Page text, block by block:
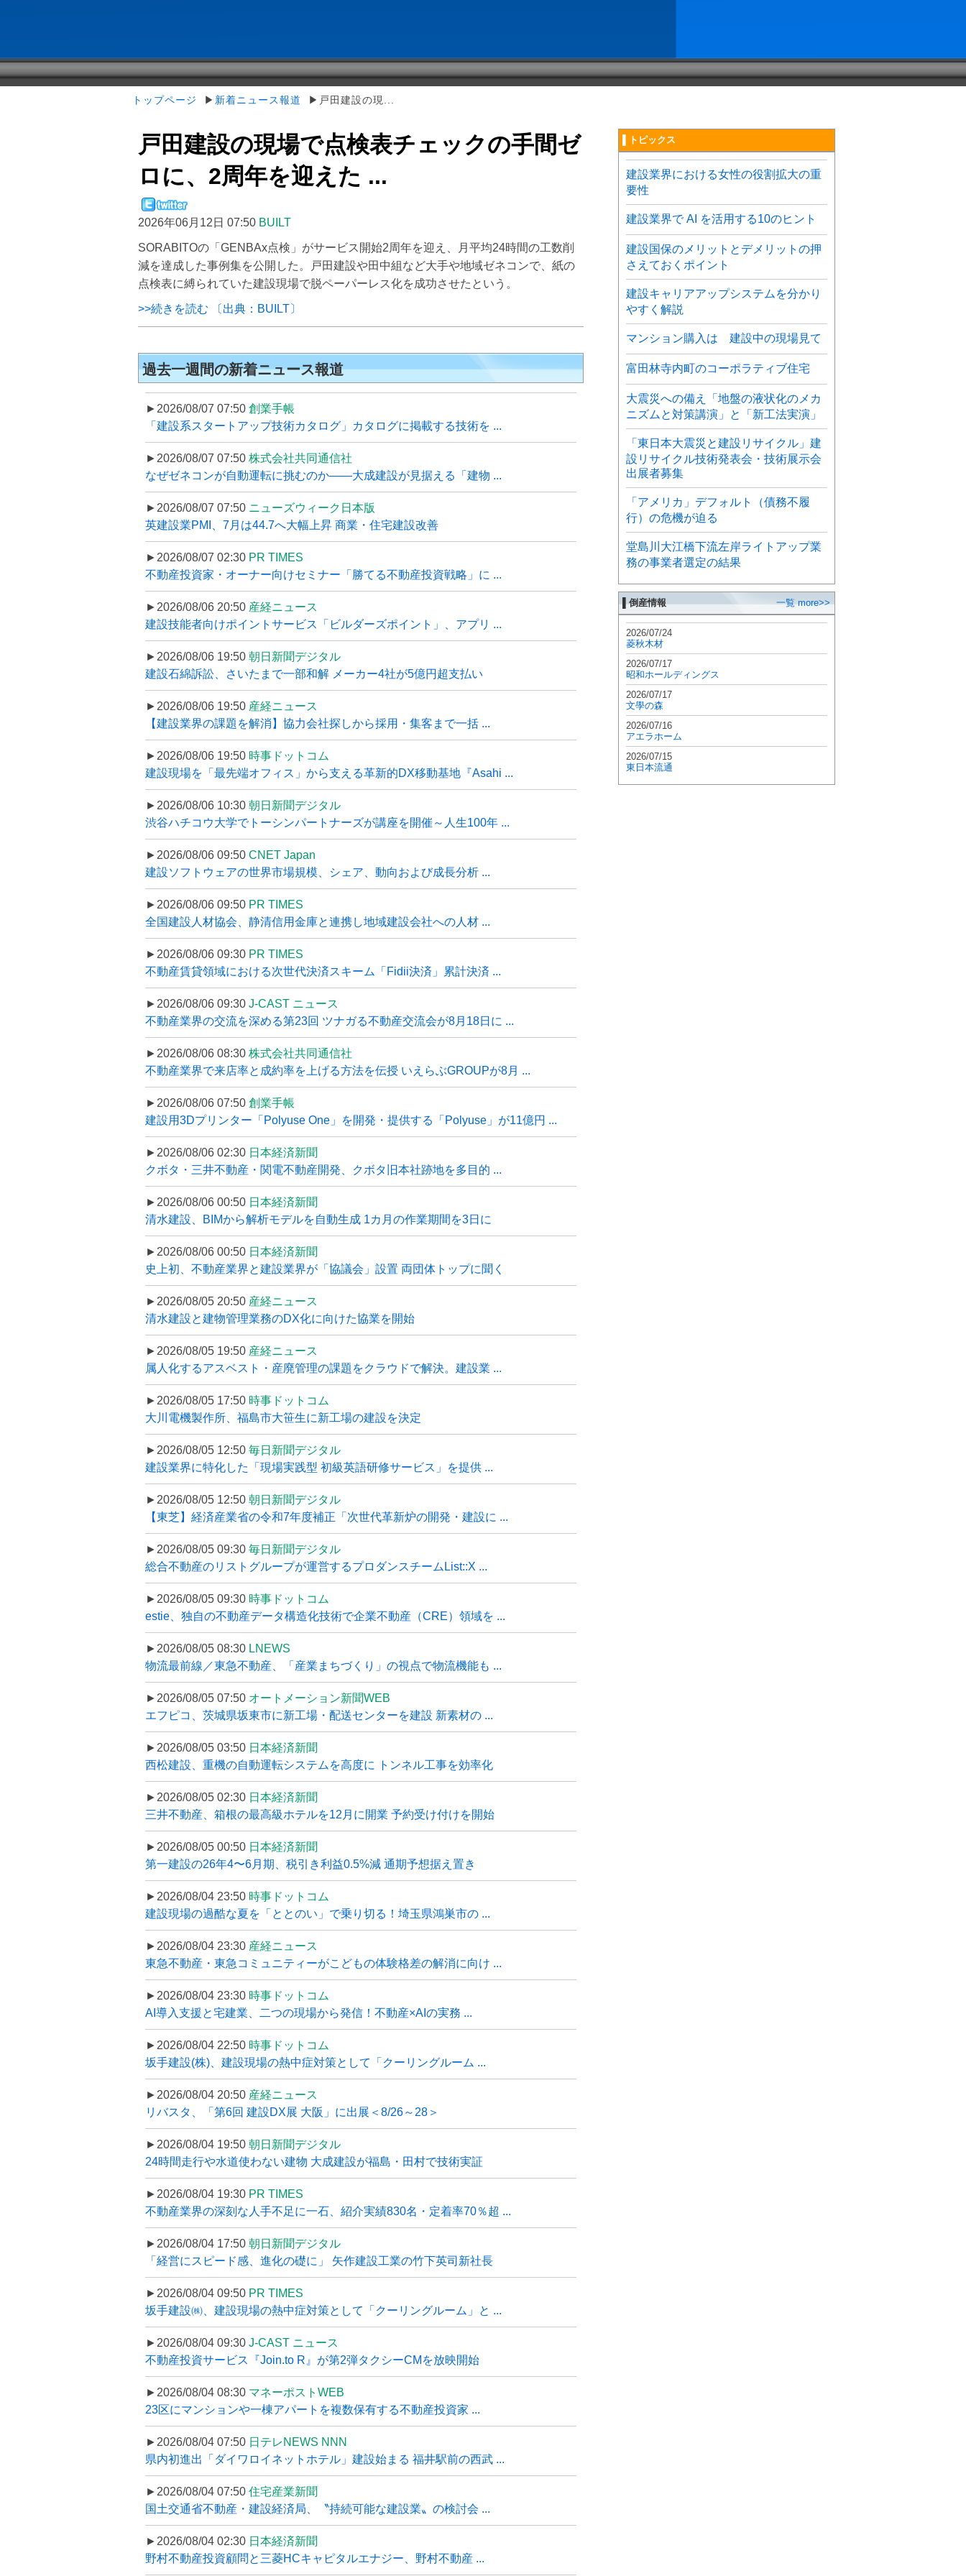
トップページ ▶ 新着ニュース報道 ▶戸田建設の現...
戸田建設の現場で点検表チェックの手間ゼ
ロに、2周年を迎えた ...
2026年06月12日 07:50 BUILT
SORABITOの「GENBAx点検」がサービス開始2周年を迎え、月平均24時間の工数削
減を達成した事例集を公開した。戸田建設や田中組など大手や地域ゼネコンで、紙の
点検表に縛られていた建設現場で脱ペーパーレス化を成功させたという。
>>続きを読む 〔出典：BUILT〕
過去一週間の新着ニュース報道
►2026/08/07 07:50 創業手帳
「建設系スタートアップ技術カタログ」カタログに掲載する技術を ...
►2026/08/07 07:50 株式会社共同通信社
なぜゼネコンが自動運転に挑むのか――大成建設が見据える「建物 ...
►2026/08/07 07:50 ニューズウィーク日本版
英建設業PMI、7月は44.7へ大幅上昇 商業・住宅建設改善
►2026/08/07 02:30 PR TIMES
不動産投資家・オーナー向けセミナー「勝てる不動産投資戦略」に ...
►2026/08/06 20:50 産経ニュース
建設技能者向けポイントサービス「ビルダーズポイント」、アプリ ...
►2026/08/06 19:50 朝日新聞デジタル
建設石綿訴訟、さいたまで一部和解 メーカー4社が5億円超支払い
►2026/08/06 19:50 産経ニュース
【建設業界の課題を解消】協力会社探しから採用・集客まで一括 ...
►2026/08/06 19:50 時事ドットコム
建設現場を「最先端オフィス」から支える革新的DX移動基地『Asahi ...
►2026/08/06 10:30 朝日新聞デジタル
渋谷ハチコウ大学でトーシンパートナーズが講座を開催～人生100年 ...
►2026/08/06 09:50 CNET Japan
建設ソフトウェアの世界市場規模、シェア、動向および成長分析 ...
►2026/08/06 09:50 PR TIMES
全国建設人材協会、静清信用金庫と連携し地域建設会社への人材 ...
►2026/08/06 09:30 PR TIMES
不動産賃貸領域における次世代決済スキーム「Fidii決済」累計決済 ...
►2026/08/06 09:30 J-CAST ニュース
不動産業界の交流を深める第23回 ツナガる不動産交流会が8月18日に ...
►2026/08/06 08:30 株式会社共同通信社
不動産業界で来店率と成約率を上げる方法を伝授 いえらぶGROUPが8月 ...
►2026/08/06 07:50 創業手帳
建設用3Dプリンター「Polyuse One」を開発・提供する「Polyuse」が11億円 ...
►2026/08/06 02:30 日本経済新聞
クボタ・三井不動産・関電不動産開発、クボタ旧本社跡地を多目的 ...
►2026/08/06 00:50 日本経済新聞
清水建設、BIMから解析モデルを自動生成 1カ月の作業期間を3日に
►2026/08/06 00:50 日本経済新聞
史上初、不動産業界と建設業界が「協議会」設置 両団体トップに聞く
►2026/08/05 20:50 産経ニュース
清水建設と建物管理業務のDX化に向けた協業を開始
►2026/08/05 19:50 産経ニュース
属人化するアスベスト・産廃管理の課題をクラウドで解決。建設業 ...
►2026/08/05 17:50 時事ドットコム
大川電機製作所、福島市大笹生に新工場の建設を決定
►2026/08/05 12:50 毎日新聞デジタル
建設業界に特化した「現場実践型 初級英語研修サービス」を提供 ...
►2026/08/05 12:50 朝日新聞デジタル
【東芝】経済産業省の令和7年度補正「次世代革新炉の開発・建設に ...
►2026/08/05 09:30 毎日新聞デジタル
総合不動産のリストグループが運営するプロダンスチームList::X ...
►2026/08/05 09:30 時事ドットコム
estie、独自の不動産データ構造化技術で企業不動産（CRE）領域を ...
►2026/08/05 08:30 LNEWS
物流最前線／東急不動産、「産業まちづくり」の視点で物流機能も ...
►2026/08/05 07:50 オートメーション新聞WEB
エフピコ、茨城県坂東市に新工場・配送センターを建設 新素材の ...
►2026/08/05 03:50 日本経済新聞
西松建設、重機の自動運転システムを高度に トンネル工事を効率化
►2026/08/05 02:30 日本経済新聞
三井不動産、箱根の最高級ホテルを12月に開業 予約受け付けを開始
►2026/08/05 00:50 日本経済新聞
第一建設の26年4〜6月期、税引き利益0.5%減 通期予想据え置き
►2026/08/04 23:50 時事ドットコム
建設現場の過酷な夏を「ととのい」で乗り切る！埼玉県鴻巣市の ...
►2026/08/04 23:30 産経ニュース
東急不動産・東急コミュニティーがこどもの体験格差の解消に向け ...
►2026/08/04 23:30 時事ドットコム
AI導入支援と宅建業、二つの現場から発信！不動産×AIの実務 ...
►2026/08/04 22:50 時事ドットコム
坂手建設(株)、建設現場の熱中症対策として「クーリングルーム ...
►2026/08/04 20:50 産経ニュース
リバスタ、「第6回 建設DX展 大阪」に出展＜8/26～28＞
►2026/08/04 19:50 朝日新聞デジタル
24時間走行や水道使わない建物 大成建設が福島・田村で技術実証
►2026/08/04 19:30 PR TIMES
不動産業界の深刻な人手不足に一石、紹介実績830名・定着率70％超 ...
►2026/08/04 17:50 朝日新聞デジタル
「経営にスピード感、進化の礎に」 矢作建設工業の竹下英司新社長
►2026/08/04 09:50 PR TIMES
坂手建設㈱、建設現場の熱中症対策として「クーリングルーム」と ...
►2026/08/04 09:30 J-CAST ニュース
不動産投資サービス『Join.to R』が第2弾タクシーCMを放映開始
►2026/08/04 08:30 マネーポストWEB
23区にマンションや一棟アパートを複数保有する不動産投資家 ...
►2026/08/04 07:50 日テレNEWS NNN
県内初進出「ダイワロイネットホテル」建設始まる 福井駅前の西武 ...
►2026/08/04 07:50 住宅産業新聞
国土交通省不動産・建設経済局、〝持続可能な建設業〟の検討会 ...
►2026/08/04 02:30 日本経済新聞
野村不動産投資顧問と三菱HCキャピタルエナジー、野村不動産 ...
▌トピックス
建設業界における女性の役割拡大の重
要性
建設業界で AI を活用する10のヒント
建設国保のメリットとデメリットの押
さえておくポイント
建設キャリアアップシステムを分かり
やすく解説
マンション購入は 建設中の現場見て
富田林寺内町のコーポラティブ住宅
大震災への備え「地盤の液状化のメカ
ニズムと対策講演」と「新工法実演」
「東日本大震災と建設リサイクル」建
設リサイクル技術発表会・技術展示会
出展者募集
「アメリカ」デフォルト（債務不履
行）の危機が迫る
堂島川大江橋下流左岸ライトアップ業
務の事業者選定の結果
▌倒産情報 一覧 more>>
2026/07/24
菱秋木材
2026/07/17
昭和ホールディングス
2026/07/17
文學の森
2026/07/16
アエラホーム
2026/07/15
東日本流通